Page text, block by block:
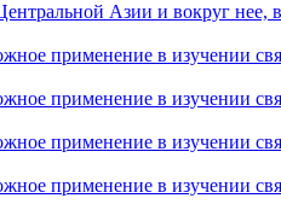
Азии и вокруг нее,
применение в изучении
применение в изучении
применение в изучении
применение в изучении